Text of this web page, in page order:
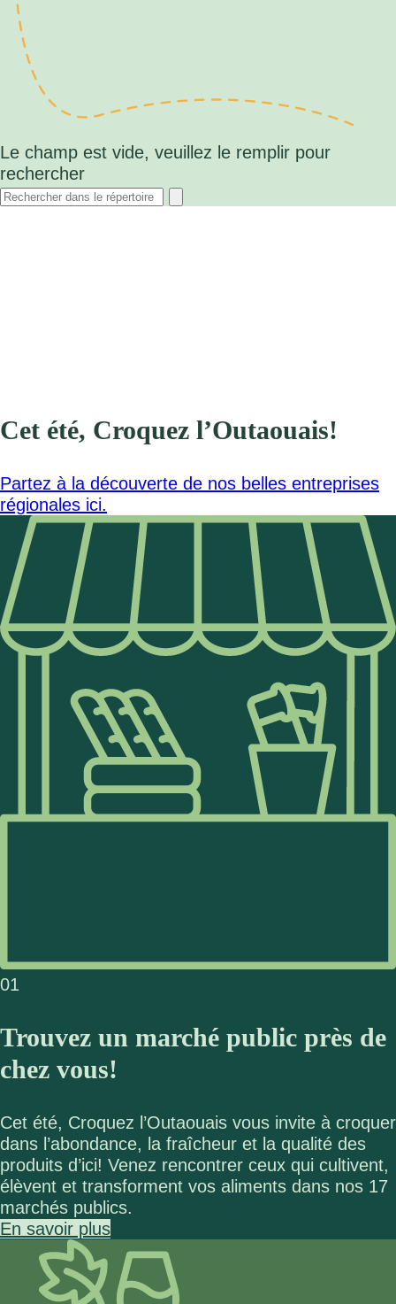
Le champ est vide, veuillez le remplir pour
rechercher
Cet été, Croquez l’Outaouais!
Partez à la découverte de nos belles entreprises
régionales ici.
01
Trouvez un marché public près de
chez vous!
Cet été, Croquez l’Outaouais vous invite à croquer
dans l’abondance, la fraîcheur et la qualité des
produits d’ici! Venez rencontrer ceux qui cultivent,
élèvent et transforment vos aliments dans nos 17
marchés publics.
En savoir plus